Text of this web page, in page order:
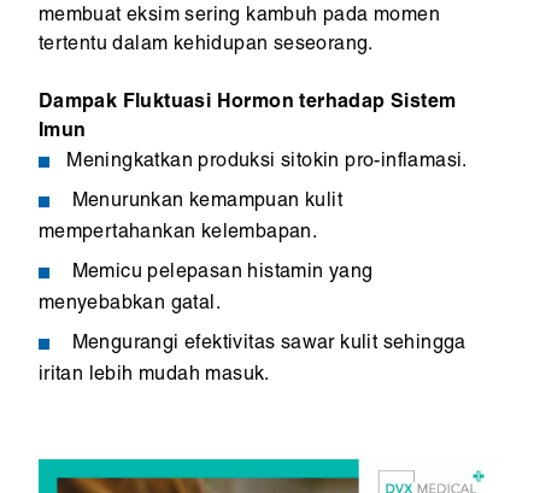
membuat eksim sering kambuh pada momen
tertentu dalam kehidupan seseorang.
Dampak Fluktuasi Hormon terhadap Sistem
Imun
Meningkatkan produksi sitokin pro-inflamasi.
Menurunkan kemampuan kulit
mempertahankan kelembapan.
Memicu pelepasan histamin yang
menyebabkan gatal.
Mengurangi efektivitas sawar kulit sehingga
iritan lebih mudah masuk.